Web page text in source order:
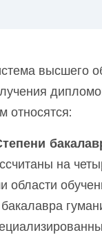
высшего
относятся:
на
области